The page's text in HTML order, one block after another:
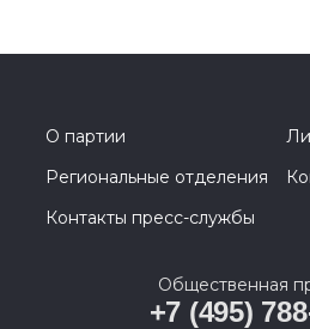
О партии
Региональные отделения
Контакты пресс-службы
Общественная
+7 (495)